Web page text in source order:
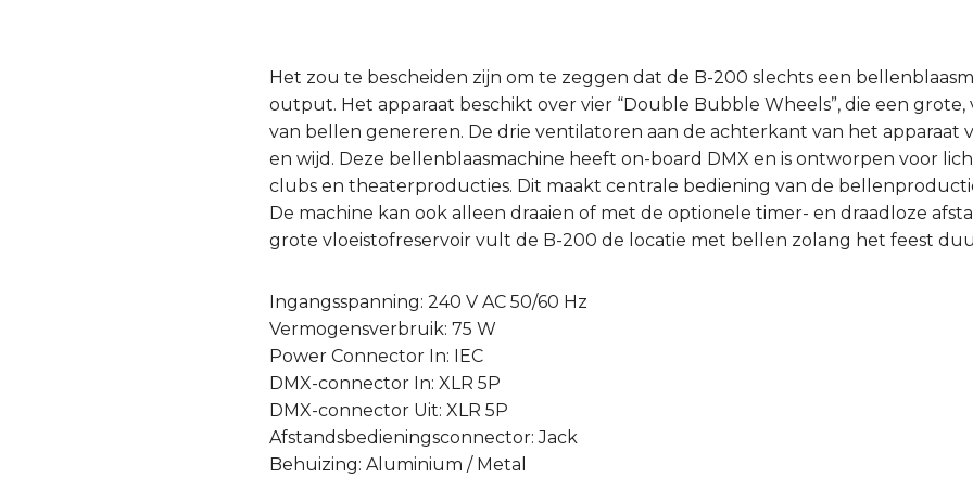
Het zou te bescheiden zijn om te zeggen dat de B-200 slechts een
output. Het apparaat beschikt over vier “Double Bubble Wheels”, die een
van bellen genereren. De drie ventilatoren aan de achterkant van het apparaat
en wijd. Deze bellenblaasmachine heeft on-board DMX en is ontworpen voor
clubs en theaterproducties. Dit maakt centrale bediening van de
De machine kan ook alleen draaien of met de optionele timer- en draadloze
grote vloeistofreservoir vult de B-200 de locatie met bellen zolang het feest
Ingangsspanning: 240 V AC 50/60 Hz
Vermogensverbruik: 75 W
Power Connector In: IEC
DMX-connector In: XLR 5P
DMX-connector Uit: XLR 5P
Afstandsbedieningsconnector: Jack
Behuizing: Aluminium / Metal